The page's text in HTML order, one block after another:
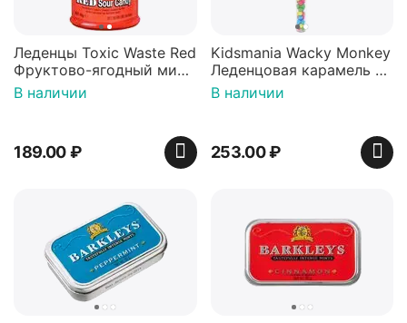
Леденцы Toxic Waste Red
Фруктово-ягодный микс
Красная банка 42 г,
Пакистан
В наличии
189.00₽
Kidsmania Wacky Monkey
Леденцовая карамель с
игрушкой Ваки Манки
12г, Китай
В наличии
253.00₽